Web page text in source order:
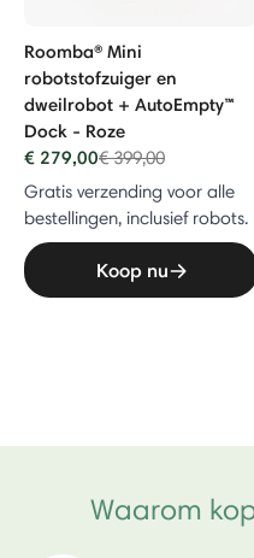
Roomba® Mini
robotstofzuiger en
dweilrobot + AutoEmpty™
Dock - Roze
€ 279,00Price reduced from
€ 399,00to
Gratis verzending voor alle
bestellingen, inclusief robots.
Koop nu
Waarom